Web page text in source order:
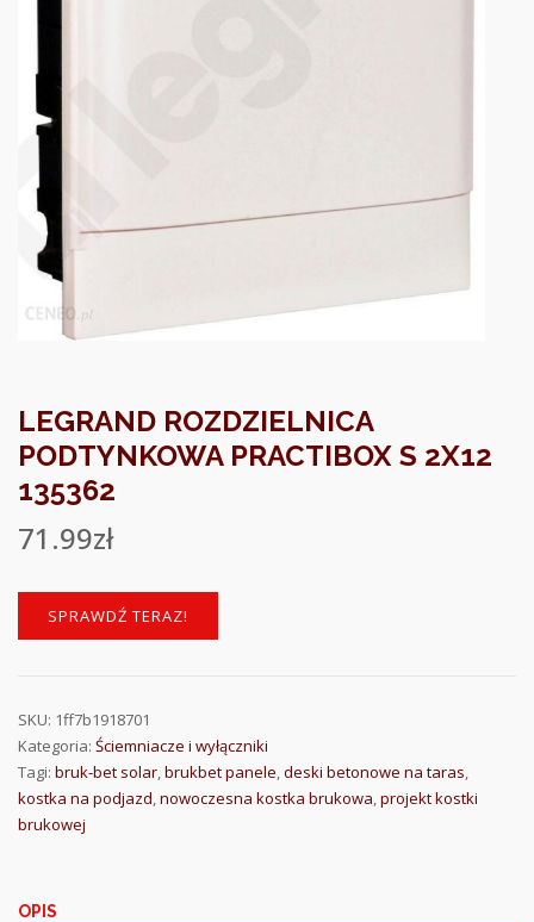
LEGRAND ROZDZIELNICA
PODTYNKOWA PRACTIBOX S 2X12
135362
71.99zł
SPRAWDŹ TERAZ!
SKU: 1ff7b1918701
Kategoria: Ściemniacze i wyłączniki
Tagi: bruk-bet solar,brukbet panele,deski betonowe na taras,
kostka na podjazd,nowoczesna kostka brukowa,projekt kostki
brukowej
OPIS